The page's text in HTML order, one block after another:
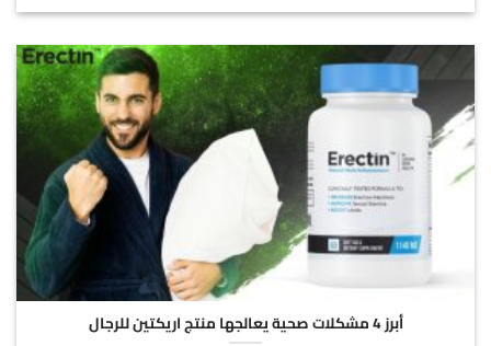
أبرز 4 مشكلات صحية يعالجها منتج اريكتين للرجال